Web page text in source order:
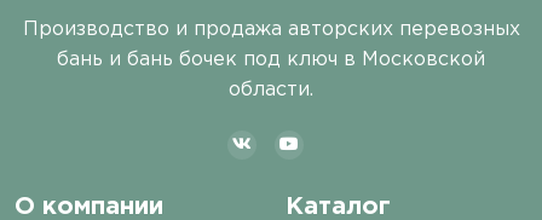
Производство и продажа авторских перевозных
бань и бань бочек под ключ в Московской
области.
О компании Каталог